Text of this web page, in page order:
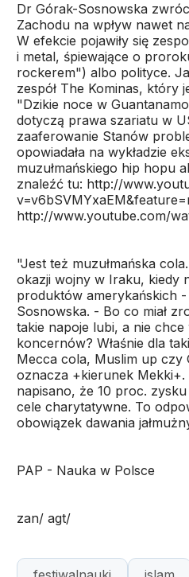
Dr Górak-Sosnowska
Zachodu na wpływ nawet
W efekcie pojawiły się
i metal, śpiewające o
rockerem") albo polityce.
zespół The Kominas, który
"Dzikie noce w
dotyczą prawa szariatu w
zaaferowanie Stanów
opowiadała na wykładzie
muzułmańskiego hip hopu
znaleźć tu: http://
http://www.youtube.com/
"Jest też muzułmańska
okazji wojny w Iraku, kiedy
produktów amerykańskich -
Sosnowska. - Bo co miał
takie napoje lubi, a nie
koncernów? Właśnie dla
Mecca cola, Muslim up czy
oznacza +kierunek Mekki+.
napisano, że 10 proc.
cele charytatywne. To
obowiązek dawania
PAP - Nauka w Polsce
zan/ agt/